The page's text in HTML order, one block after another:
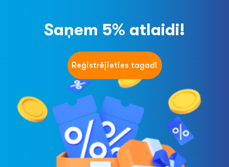
Saņem 5% atlaidi!
Reģistrējieties tagad!